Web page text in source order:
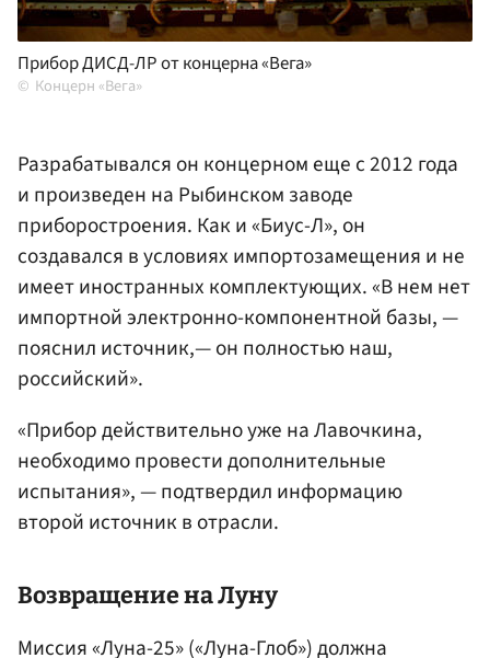
Прибор ДИСД-ЛР от концерна «Вега»
Концерн «Вега»
Разрабатывался он концерном еще с 2012 года
и произведен на Рыбинском заводе
приборостроения. Как и «Биус-Л», он
создавался в условиях импортозамещения и не
имеет иностранных комплектующих. «В нем нет
импортной электронно-компонентной базы, —
пояснил источник,— он полностью наш,
российский».
«Прибор действительно уже на Лавочкина,
необходимо провести дополнительные
испытания», — подтвердил информацию
второй источник в отрасли.
Возвращение на Луну
Миссия «Луна-25» («Луна-Глоб») должна